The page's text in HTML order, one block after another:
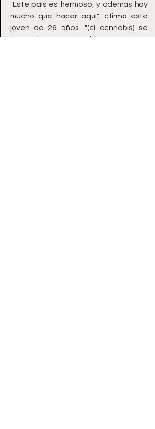
"Este país es hermoso, y además hay
mucho que hacer aquí", afirma este
joven de 26 años. "(el cannabis) se
suma a la escena muy bien".